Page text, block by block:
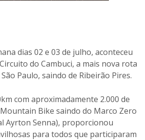
dias 02 e 03 de julho, aconteceu
do Cambuci, a mais nova rota
Paulo, saindo de Ribeirão Pires.
com aproximadamente 2.000 de
Bike saindo do Marco Zero
Ayrton Senna), proporcionou
para todos que participaram